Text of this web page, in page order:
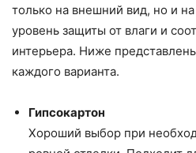
только на внешний вид, но и
уровень защиты от влаги и
интерьера. Ниже
каждого варианта.
Гипсокартон
Хороший выбор при